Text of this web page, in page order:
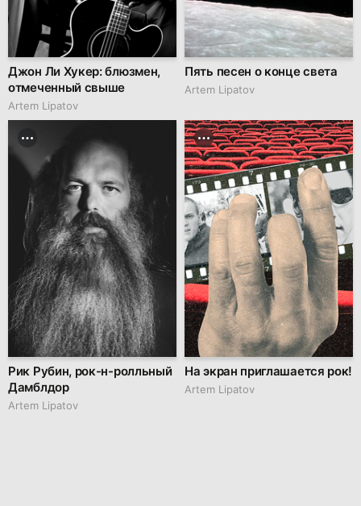
Джон Ли Хукер: блюзмен,
отмеченный свыше
Artem Lipatov
Пять песен о конце света
Artem Lipatov
Рик Рубин, рок-н-ролльный
Дамблдор
Artem Lipatov
На экран приглашается рок!
Artem Lipatov